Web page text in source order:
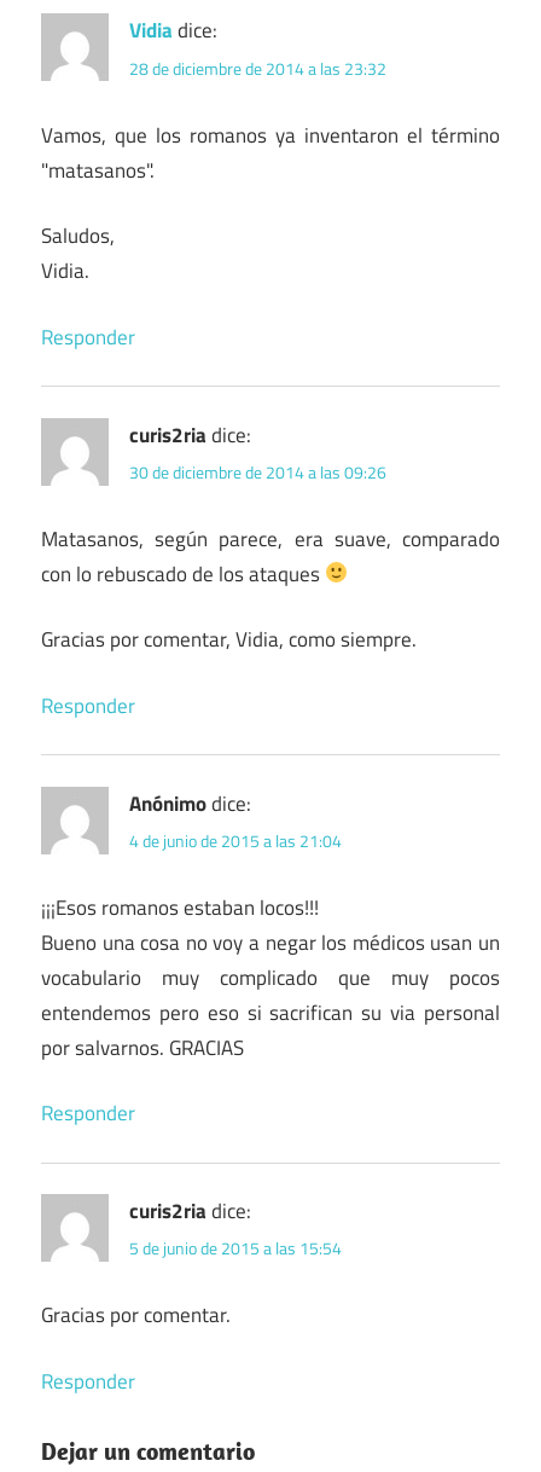
Vidiadice:
28 de diciembre de 2014 a las 23:32
Vamos, que los romanos ya inventaron el término
"matasanos".
Saludos,
Vidia.
Responder
curis2riadice:
30 de diciembre de 2014 a las 09:26
Matasanos, según parece, era suave, comparado
con lo rebuscado de los ataques
Gracias por comentar, Vidia, como siempre.
Responder
Anónimodice:
4 de junio de 2015 a las 21:04
¡¡¡Esos romanos estaban locos!!!
Bueno una cosa no voy a negar los médicos usan un
vocabulario muy complicado que muy pocos
entendemos pero eso si sacrifican su via personal
por salvarnos. GRACIAS
Responder
curis2riadice:
5 de junio de 2015 a las 15:54
Gracias por comentar.
Responder
Dejar un comentario